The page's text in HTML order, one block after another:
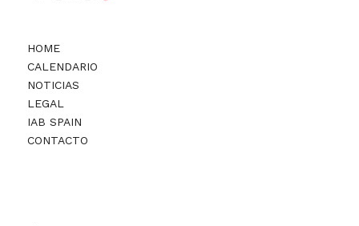
HOME
CALENDARIO
NOTICIAS
LEGAL
IAB SPAIN
CONTACTO